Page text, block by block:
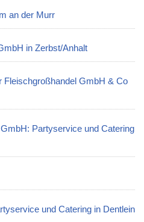
an der Murr
in Zerbst/Anhalt
Fleischgroßhandel GmbH & Co
Partyservice und Catering
und Catering in Dentlein